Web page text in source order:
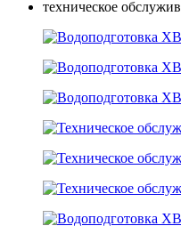
техническое